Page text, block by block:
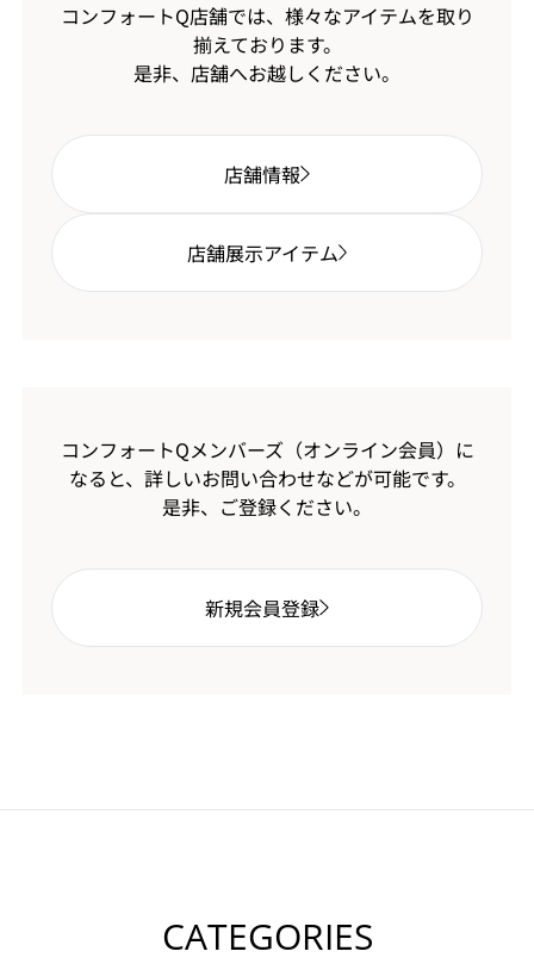
コンフォートQ店舗では、様々なアイテムを取り
揃えております。
是非、店舗へお越しください。
店舗情報
店舗展示アイテム
コンフォートQメンバーズ（オンライン会員）に
なると、 詳しいお問い合わせなどが可能です。
是非、ご登録ください。
新規会員登録
CATEGORIES